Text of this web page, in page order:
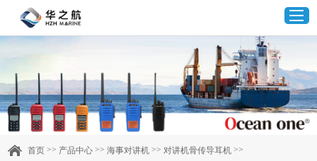
首页
产品中心
首页 >> 产品中心 >>海事对讲机 >> 对讲机骨传导耳机 >>